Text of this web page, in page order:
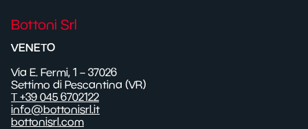
Bottoni Srl
VENETO
Via E. Fermi, 1 – 37026
Settimo di Pescantina (VR)
T +39 045 6702122
info@bottonisrl.it
bottonisrl.com